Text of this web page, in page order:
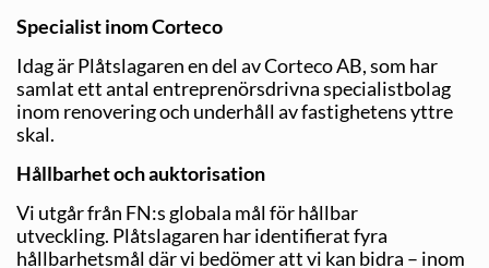
Specialist inom Corteco
Idag är Plåtslagaren en del av Corteco AB, som har
samlat ett antal entreprenörs­drivna specialistbolag
inom renovering och underhåll av fastighetens yttre
skal.
Hållbarhet och auktorisation
Vi utgår från FN:s globala mål för hållbar
utveckling. Plåtslagaren har identifierat fyra
hållbarhetsmål där vi bedömer att vi kan bidra – inom